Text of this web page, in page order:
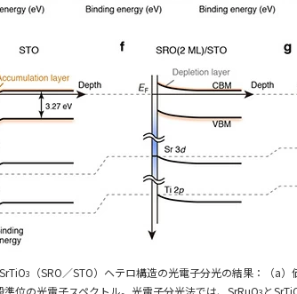
3 （SRO／STO）ヘテロ構造の光電子分光の結果：（a
位の光電子スペクトル。光電子分光法では、SrRuO と